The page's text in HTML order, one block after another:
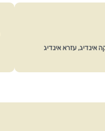
אינדיג, עזרא אינדיג